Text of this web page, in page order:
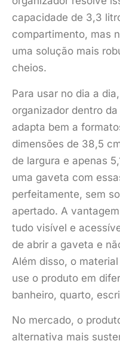
capacidade de 3,3
compartimento, mas
uma solução mais
cheios.
Para usar no dia a
organizador dentro
adapta bem a
dimensões de 38,5
de largura e apenas
uma gaveta com
perfeitamente, sem
apertado. A
tudo visível e
de abrir a gaveta e
Além disso, o
use o produto em
banheiro, quarto,
No mercado, o
alternativa mais